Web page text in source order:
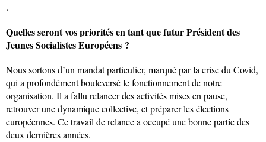
.
Quelles seront vos priorités en tant que futur Président des
Jeunes Socialistes Européens ?
Nous sortons d’un mandat particulier, marqué par la crise du Covid,
qui a profondément bouleversé le fonctionnement de notre
organisation. Il a fallu relancer des activités mises en pause,
retrouver une dynamique collective, et préparer les élections
européennes. Ce travail de relance a occupé une bonne partie des
deux dernières années.